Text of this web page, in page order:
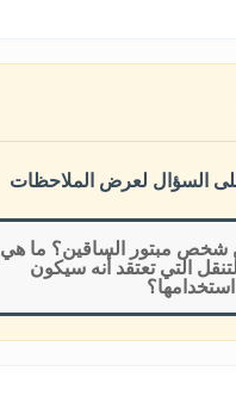
السؤال لعرض الملاحظات
شخص مبتور الساقين؟ ما هي
التي تعتقد أنه سيكون